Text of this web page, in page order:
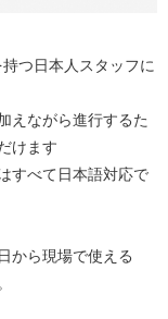
つ日本人スタッフに
えながら進行するた
けます
すべて日本語対応で
から現場で使える